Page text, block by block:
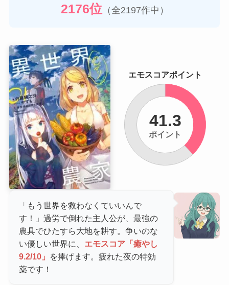
2176位（全2197作中）
「もう世界を救わなくていいんで
す！」過労で倒れた主人公が、最強の
農具でひたすら大地を耕す。争いのな
い優しい世界に、 エモスコア「癒やし
9.2/10」 を捧げます。疲れた夜の特効
薬です！
エモスコアポイント
41.3
ポイント